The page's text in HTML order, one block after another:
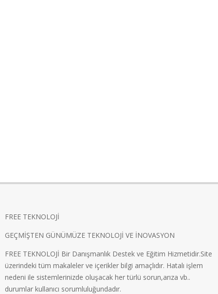
FREE TEKNOLOJİ
GEÇMİŞTEN GÜNÜMÜZE TEKNOLOJİ VE İNOVASYON
FREE TEKNOLOJİ Bir Danışmanlık Destek ve Eğitim Hizmetidir.Site
üzerindeki tüm makaleler ve içerikler bilgi amaçlıdır. Hatalı işlem
nedeni ile sistemlerinizde oluşacak her türlü sorun,arıza vb..
durumlar kullanıcı sorumluluğundadır.